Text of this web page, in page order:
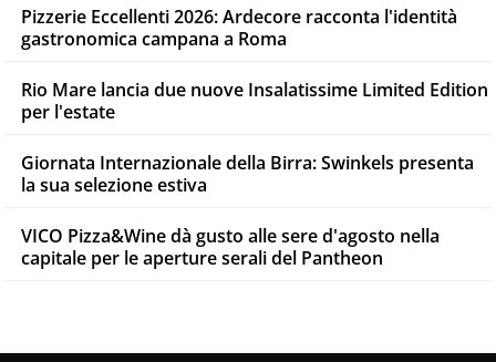
Pizzerie Eccellenti 2026: Ardecore racconta l'identità
gastronomica campana a Roma
Rio Mare lancia due nuove Insalatissime Limited Edition
per l'estate
Giornata Internazionale della Birra: Swinkels presenta
la sua selezione estiva
VICO Pizza&Wine dà gusto alle sere d'agosto nella
capitale per le aperture serali del Pantheon